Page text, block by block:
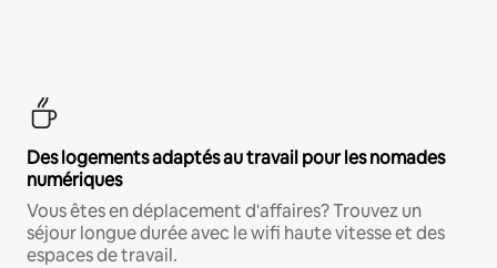
Des logements adaptés au travail pour les nomades
numériques
Vous êtes en déplacement d'affaires? Trouvez un
séjour longue durée avec le wifi haute vitesse et des
espaces de travail.